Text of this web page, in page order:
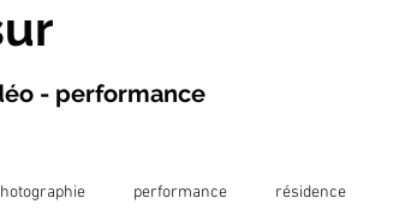
- performance
performance résidence